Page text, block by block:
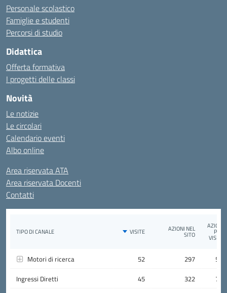
Personale scolastico
Famiglie e studenti
Percorsi di studio
Didattica
Offerta formativa
I progetti delle classi
Novità
Le notizie
Le circolari
Calendario eventi
Albo online
Area riservata ATA
Area riservata Docenti
Contatti